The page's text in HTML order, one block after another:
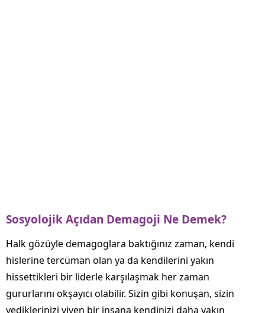
Sosyolojik Açıdan Demagoji Ne Demek?
Halk gözüyle demagoglara baktığınız zaman, kendi
hislerine tercüman olan ya da kendilerini yakın
hissettikleri bir liderle karşılaşmak her zaman
gururlarını okşayıcı olabilir. Sizin gibi konuşan, sizin
yediklerinizi yiyen bir insana kendinizi daha yakın